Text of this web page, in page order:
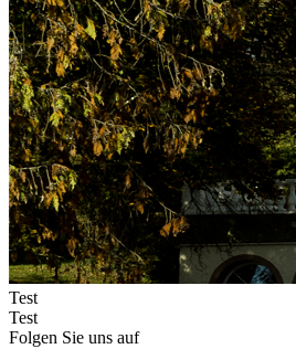
Test
Test
Folgen Sie uns auf